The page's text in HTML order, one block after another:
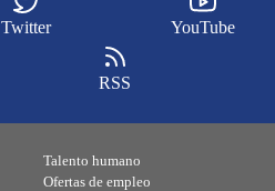
Twitter YouTube
RSS
Talento humano
Ofertas de empleo